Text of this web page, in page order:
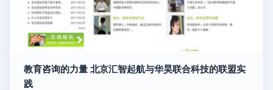
教育咨询的力量 北京汇智起航与华昊联合科技的联盟实
践